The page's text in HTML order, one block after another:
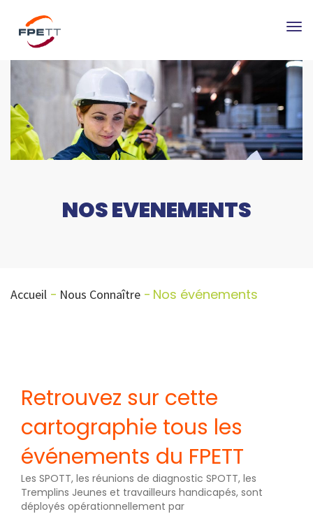
NOS EVENEMENTS
Accueil Nous Connaître Nos événements
Retrouvez sur cette
cartographie tous les
événements du FPETT
Les SPOTT, les réunions de diagnostic SPOTT, les
Tremplins Jeunes et travailleurs handicapés, sont
déployés opérationnellement par